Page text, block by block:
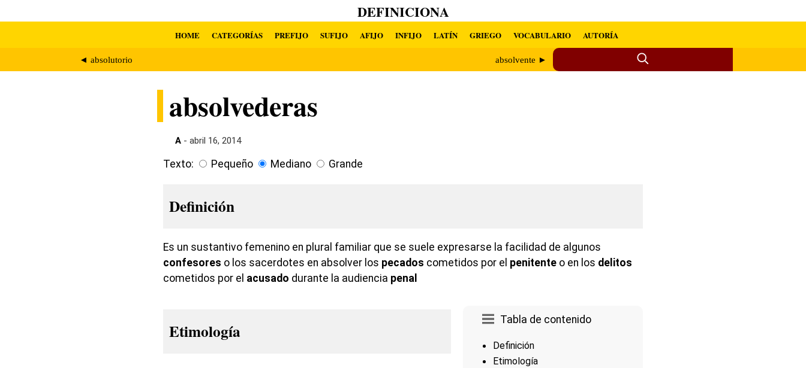
DEFINICIONA
HOME CATEGORÍAS PREFIJO SUFIJO AFIJO INFIJO LATÍN GRIEGO VOCABULARIO AUTORÍA
◄ absolutorio absolvente ►
absolvederas
A - abril 16, 2014
Texto: Pequeño Mediano Grande
Definición
Es un sustantivo femenino en plural familiar que se suele expresarse la facilidad de algunos
confesores o los sacerdotes en absolver los pecados cometidos por el penitente o en los delitos
cometidos por el acusado durante la audiencia penal
Tabla de contenido
Definición
Etimología
Etimología